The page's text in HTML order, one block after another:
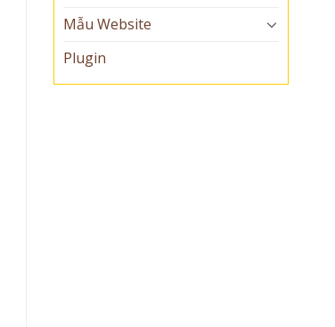
Mẫu Website
Plugin